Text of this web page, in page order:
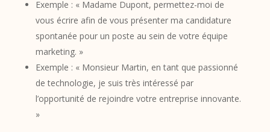
Exemple : « Madame Dupont, permettez-moi de
vous écrire afin de vous présenter ma candidature
spontanée pour un poste au sein de votre équipe
marketing. »
Exemple : « Monsieur Martin, en tant que passionné
de technologie, je suis très intéressé par
l’opportunité de rejoindre votre entreprise innovante.
»